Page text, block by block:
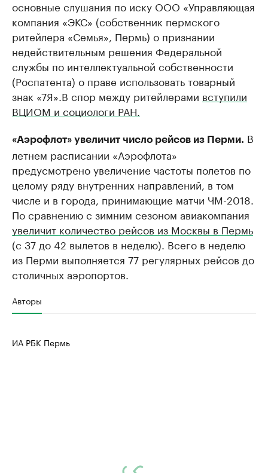
основные слушания по иску ООО «Управляющая
компания «ЭКС» (собственник пермского
ритейлера «Семья», Пермь) о признании
недействительным решения Федеральной
службы по интеллектуальной собственности
(Роспатента) о праве использовать товарный
знак «7Я».В спор между ритейлерами вступили
ВЦИОМ и социологи РАН.
«Аэрофлот» увеличит число рейсов из Перми. В
летнем расписании «Аэрофлота»
предусмотрено увеличение частоты полетов по
целому ряду внутренних направлений, в том
числе и в города, принимающие матчи ЧМ-2018.
По сравнению с зимним сезоном авиакомпания
увеличит количество рейсов из Москвы в Пермь
(с 37 до 42 вылетов в неделю). Всего в неделю
из Перми выполняется 77 регулярных рейсов до
столичных аэропортов.
Авторы
ИА РБК Пермь